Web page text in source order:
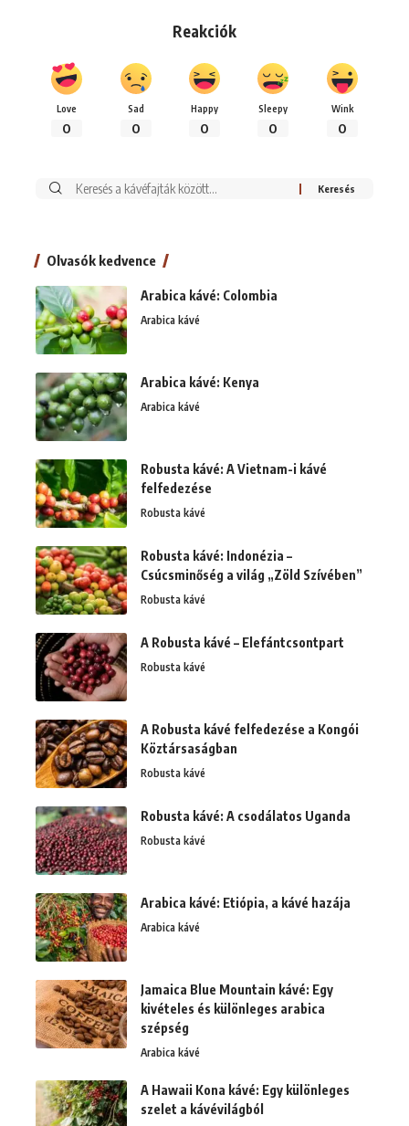
Reakciók
Love
0
Sad
0
Happy
0
Sleepy
0
Wink
0
Keresés:
Olvasók kedvence
Arabica kávé: Colombia
Arabica kávé
Arabica kávé: Kenya
Arabica kávé
Robusta kávé: A Vietnam-i kávé
felfedezése
Robusta kávé
Robusta kávé: Indonézia –
Csúcsminőség a világ „Zöld Szívében”
Robusta kávé
A Robusta kávé – Elefántcsontpart
Robusta kávé
A Robusta kávé felfedezése a Kongói
Köztársaságban
Robusta kávé
Robusta kávé: A csodálatos Uganda
Robusta kávé
Arabica kávé: Etiópia, a kávé hazája
Arabica kávé
Jamaica Blue Mountain kávé: Egy
kivételes és különleges arabica
szépség
Arabica kávé
A Hawaii Kona kávé: Egy különleges
szelet a kávévilágból